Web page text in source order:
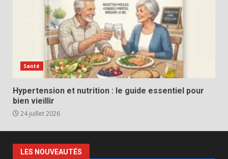
Santé
Hypertension et nutrition : le guide essentiel pour
bien vieillir
24 juillet 2026
LES NOUVEAUTÉS